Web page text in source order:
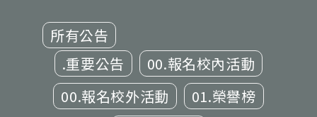
所有公告
.重要公告
00.報名校內活動
00.報名校外活動
01.榮譽榜